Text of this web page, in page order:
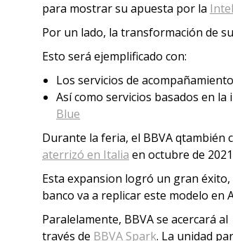
para mostrar su apuesta por la
Por un lado, la transformación de
Esto será ejemplificado con:
Los servicios de
Así como servicios basados en
Blue
Durante la feria, el BBVA qtambién
aterrizó en Italia en octubre de
Esta expansion logró un gran
banco va a replicar este modelo en
Paralelamente, BBVA se acercará
través de BBVA Spark. La unidad